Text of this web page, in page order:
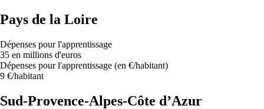
Pays de la Loire
Dépenses pour l'apprentissage
35 en millions d'euros
Dépenses pour l'apprentissage (en €/habitant)
9 €/habitant
Sud-Provence-Alpes-Côte d’Azur